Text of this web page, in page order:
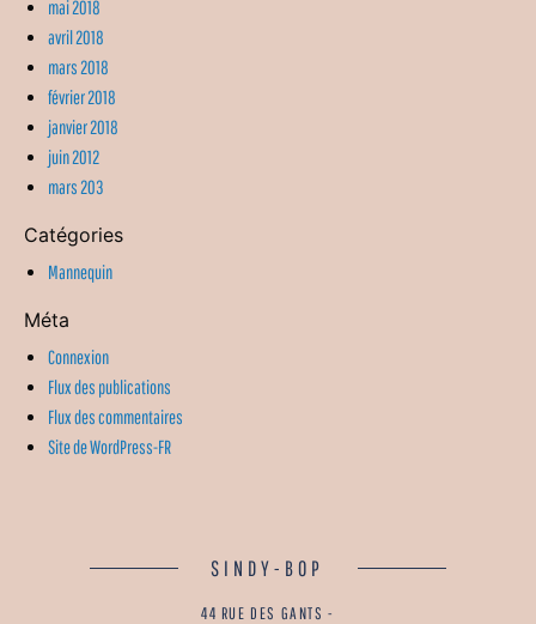
mai 2018
avril 2018
mars 2018
février 2018
janvier 2018
juin 2012
mars 203
Catégories
Mannequin
Méta
Connexion
Flux des publications
Flux des commentaires
Site de WordPress-FR
SINDY-BOP
44 RUE DES GANTS -